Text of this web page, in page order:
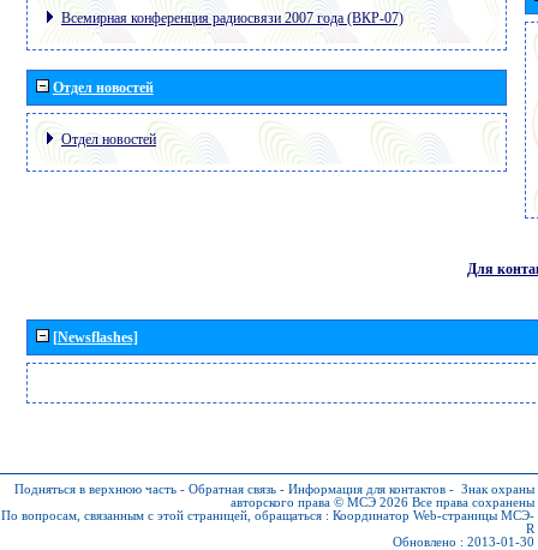
Всемирная конференция радиосвязи 2007 года (ВКР-07)
Отдел новостей
Отдел новостей
Для
[Newsflashes]
Подняться в верхнюю часть - Обратная связь - Информация для контактов - Знак охраны
авторского права © МСЭ 2026 Все права сохранены
По вопросам, связанным с этой страницей, обращаться : Координатор Web-страницы МСЭ-
R
Обновлено : 2013-01-30